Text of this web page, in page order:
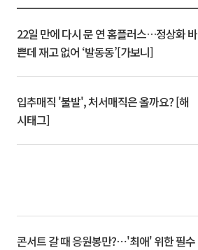
22일 만에 다시 문 연 홈플러스…정상화 바
쁜데 재고 없어 ‘발동동’[가보니]
입추매직 '불발', 처서매직은 올까요? [해
시태그]
콘서트 갈 때 응원봉만?⋯'최애' 위한 필수